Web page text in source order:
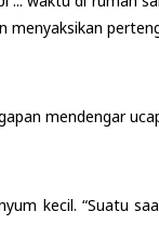
menyaksikan
mendengar
kecil. “Suatu